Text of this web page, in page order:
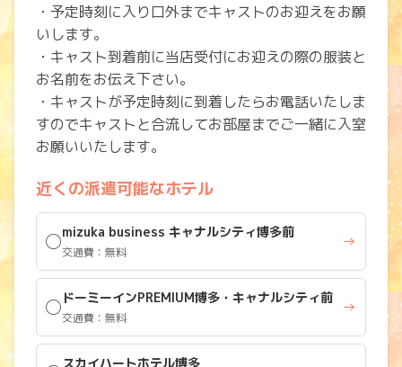
・予定時刻に入り口外までキャストのお迎えをお願
いします。
・キャスト到着前に当店受付にお迎えの際の服装と
お名前をお伝え下さい。
・キャストが予定時刻に到着したらお電話いたしま
すのでキャストと合流してお部屋までご一緒に入室
お願いいたします。
近くの派遣可能なホテル
◯mizuka business キャナルシティ博多前
交通費：無料
→
◯ ドーミーインPREMIUM博多・キャナルシティ前
交通費：無料
→
スカイハートホテル博多